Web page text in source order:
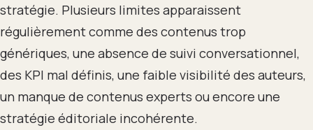
stratégie. Plusieurs limites apparaissent
régulièrement comme des contenus trop
génériques, une absence de suivi conversationnel,
des KPI mal définis, une faible visibilité des auteurs,
un manque de contenus experts ou encore une
stratégie éditoriale incohérente.